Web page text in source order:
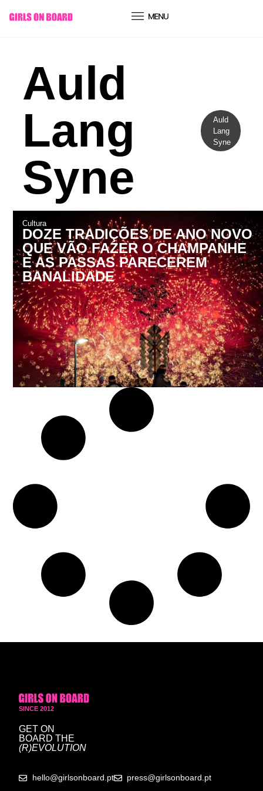
conteúdo
Auld
Lang
Syne
Auld
Lang
Syne
Cultura
DOZE TRADIÇÕES DE ANO NOVO
QUE VÃO FAZER O CHAMPANHE
E AS PASSAS PARECEREM
BANALIDADE
SINCE 2012
GET ON
BOARD THE
(R)EVOLUTION
hello@girlsonboard.pt press@girlsonboard.pt